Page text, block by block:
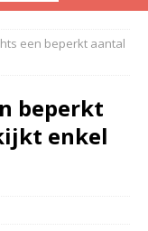
een beperkt aantal
beperkt
enkel